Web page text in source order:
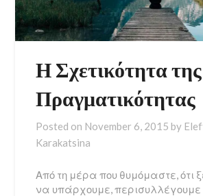
Η Σχετικότητα της
Πραγματικότητας
Posted on November 6, 2015 by
Karakatsina
Από τη μέρα που θυμόμαστε, ότι
να υπάρχουμε, περισυλλέγουμε